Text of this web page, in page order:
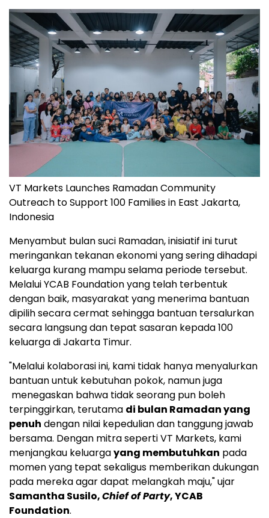
VT Markets Launches Ramadan Community
Outreach to Support 100 Families in East Jakarta,
Indonesia
Menyambut bulan suci Ramadan, inisiatif ini turut
meringankan tekanan ekonomi yang sering dihadapi
keluarga kurang mampu selama periode tersebut.
Melalui YCAB Foundation yang telah terbentuk
dengan baik, masyarakat yang menerima bantuan
dipilih secara cermat sehingga bantuan tersalurkan
secara langsung dan tepat sasaran kepada 100
keluarga di Jakarta Timur.
"Melalui kolaborasi ini, kami tidak hanya menyalurkan
bantuan untuk kebutuhan pokok, namun juga
menegaskan bahwa tidak seorang pun boleh
terpinggirkan, terutama di bulan Ramadan yang
penuh dengan nilai kepedulian dan tanggung jawab
bersama. Dengan mitra seperti VT Markets, kami
menjangkau keluargayang membutuhkan pada
momen yang tepat sekaligus memberikan dukungan
pada mereka agar dapat melangkah maju," ujar
Samantha Susilo,Chief of Party, YCAB
Foundation.